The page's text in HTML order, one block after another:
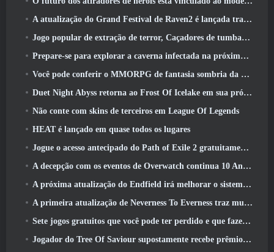
A atualização do Grand Festival de Raven2 é lançada trazendo consigo a nova classe Warlord
Jogo popular de extração de terror, Caçadores de tumbas, Lançamentos no Ocidente
Prepare-se para explorar a caverna infectada na próxima atualização do Eterspire
Você pode conferir o MMORPG de fantasia sombria da Nexon, Embers Of The Uncrown, durante o Steam Next Fest
Duet Night Abyss retorna ao Frost Of Icelake em sua próxima atualização Steampunk
Não conte com skins de terceiros em League Of Legends
HEAT é lançado em quase todos os lugares
Jogue o acesso antecipado do Path of Exile 2 gratuitamente neste fim de semana
A decepção com os eventos de Overwatch continua 10 Aniversário do ano
A próxima atualização do Endfield irá melhorar o sistema de fábrica
A primeira atualização de Neverness To Everness traz muito para a mesa
Sete jogos gratuitos que você pode ter perdido e que fazem parte do Steam Ocean Fest
Jogador do Tree Of Saviour supostamente recebe prêmio especial por gastar US$ 100 mil no jogo